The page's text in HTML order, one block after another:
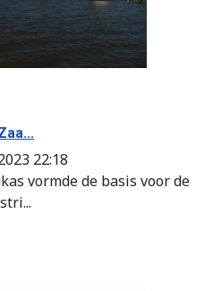
22:18
vormde de basis voor de